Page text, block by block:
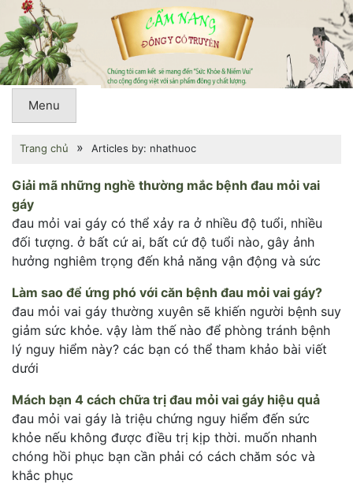
Menu
Trang chủ » Articles by: nhathuoc
Giải mã những nghề thường mắc bệnh đau mỏi vai
gáy
đau mỏi vai gáy có thể xảy ra ở nhiều độ tuổi, nhiều
đối tượng. ở bất cứ ai, bất cứ độ tuổi nào, gây ảnh
hưởng nghiêm trọng đến khả năng vận động và sức
Làm sao để ứng phó với căn bệnh đau mỏi vai gáy?
đau mỏi vai gáy thường xuyên sẽ khiến người bệnh suy
giảm sức khỏe. vậy làm thế nào để phòng tránh bệnh
lý nguy hiểm này? các bạn có thể tham khảo bài viết
dưới
Mách bạn 4 cách chữa trị đau mỏi vai gáy hiệu quả
đau mỏi vai gáy là triệu chứng nguy hiểm đến sức
khỏe nếu không được điều trị kịp thời. muốn nhanh
chóng hồi phục bạn cần phải có cách chăm sóc và
khắc phục